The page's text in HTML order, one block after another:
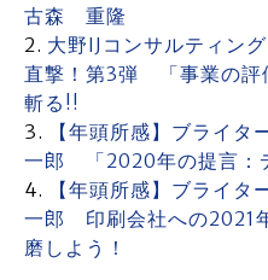
古森 重隆
大野IJコンサルティン
直撃！第3弾 「事業の評
斬る!!
【年頭所感】ブライ
一郎 「2020年の提言：
【年頭所感】ブライ
一郎 印刷会社への2021
磨しよう！